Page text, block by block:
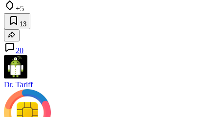
+5
13
20
Dr. Tariff